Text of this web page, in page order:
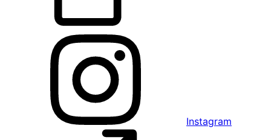
Instagram